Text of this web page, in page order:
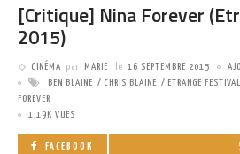
[Critique] Nina Forever
2015)
CINÉMA par MARIE le 16 SEPTEMBRE 2015
BEN BLAINE
CHRIS BLAINE ETRANGE FESTIVAL
FOREVER
1.19K VUES
FACEBOOK